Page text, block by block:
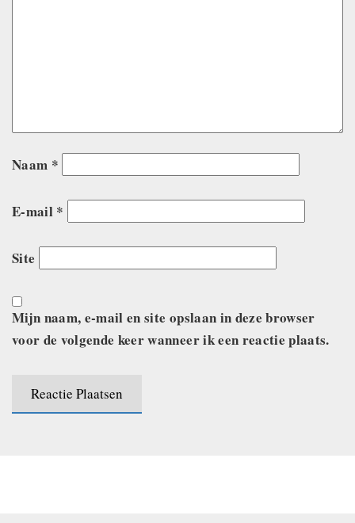
Naam *
E-mail *
Site
Mijn naam, e-mail en site opslaan in deze browser
voor de volgende keer wanneer ik een reactie plaats.